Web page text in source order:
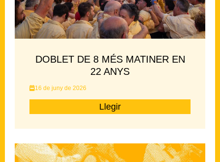
DOBLET DE 8 MÉS MATINER EN
22 ANYS
16 de juny de 2026
Llegir